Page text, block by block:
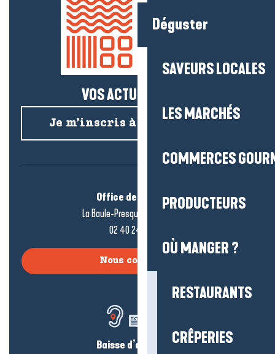
Déguster
SAVEURS LOCALES
LES MARCHÉS
COMMERCES
PRODUCTEURS
OÙ MANGER ?
RESTAURANTS
CRÊPERIES
VOS ACTUS SALÉES !
Je m’inscris à la newsletter
Office de tourisme
La Baule-Presqu’île de Guérande
02 40 24 34 44
Nous contacter
Baisse d’audition ?